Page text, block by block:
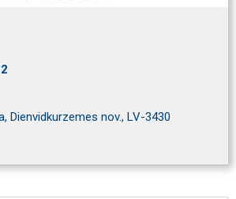
Dienvidkurzemes nov., LV-3430